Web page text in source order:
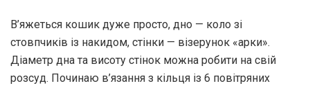
В’яжеться кошик дуже просто, дно — коло зі
стовпчиків із накидом, стінки — візерунок «арки».
Діаметр дна та висоту стінок можна робити на свій
розсуд. Починаю в’язання з кільця із 6 повітряних